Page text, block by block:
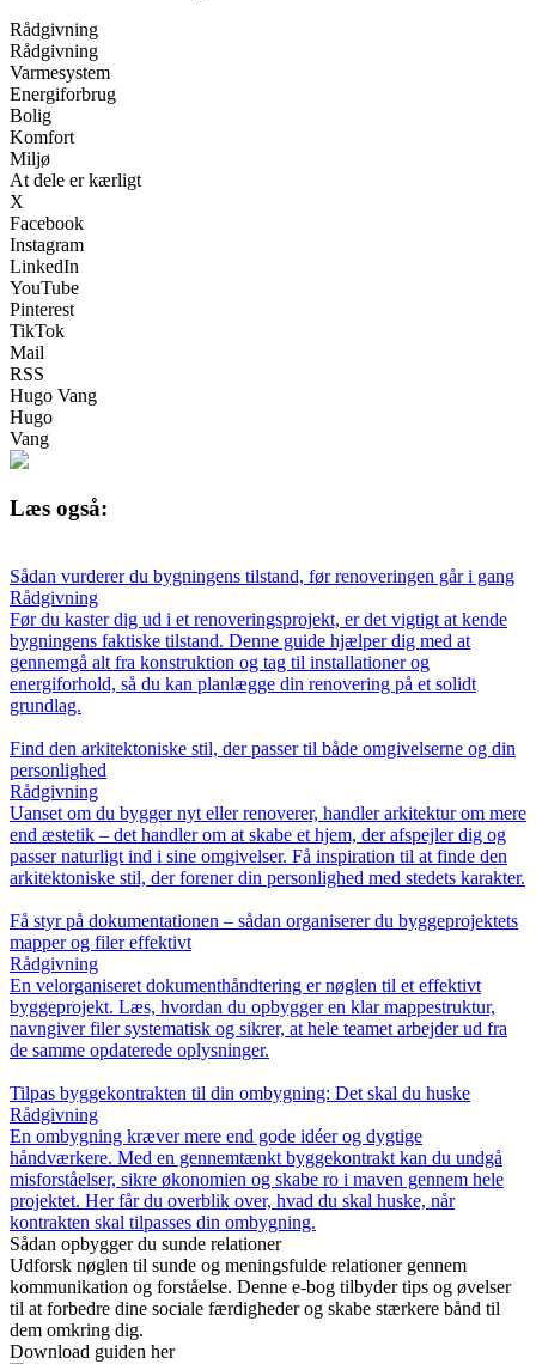
Rådgivning
Rådgivning
Varmesystem
Energiforbrug
Bolig
Komfort
Miljø
At dele er kærligt
X
Facebook
Instagram
LinkedIn
YouTube
Pinterest
TikTok
Mail
RSS
Hugo Vang
Hugo
Vang
Læs også:
Sådan vurderer du bygningens tilstand, før renoveringen går i gang
Rådgivning
Før du kaster dig ud i et renoveringsprojekt, er det vigtigt at kende
bygningens faktiske tilstand. Denne guide hjælper dig med at
gennemgå alt fra konstruktion og tag til installationer og
energiforhold, så du kan planlægge din renovering på et solidt
grundlag.
Find den arkitektoniske stil, der passer til både omgivelserne og din
personlighed
Rådgivning
Uanset om du bygger nyt eller renoverer, handler arkitektur om mere
end æstetik – det handler om at skabe et hjem, der afspejler dig og
passer naturligt ind i sine omgivelser. Få inspiration til at finde den
arkitektoniske stil, der forener din personlighed med stedets karakter.
Få styr på dokumentationen – sådan organiserer du byggeprojektets
mapper og filer effektivt
Rådgivning
En velorganiseret dokumenthåndtering er nøglen til et effektivt
byggeprojekt. Læs, hvordan du opbygger en klar mappestruktur,
navngiver filer systematisk og sikrer, at hele teamet arbejder ud fra
de samme opdaterede oplysninger.
Tilpas byggekontrakten til din ombygning: Det skal du huske
Rådgivning
En ombygning kræver mere end gode idéer og dygtige
håndværkere. Med en gennemtænkt byggekontrakt kan du undgå
misforståelser, sikre økonomien og skabe ro i maven gennem hele
projektet. Her får du overblik over, hvad du skal huske, når
kontrakten skal tilpasses din ombygning.
Sådan opbygger du sunde relationer
Udforsk nøglen til sunde og meningsfulde relationer gennem
kommunikation og forståelse. Denne e-bog tilbyder tips og øvelser
til at forbedre dine sociale færdigheder og skabe stærkere bånd til
dem omkring dig.
Download guiden her